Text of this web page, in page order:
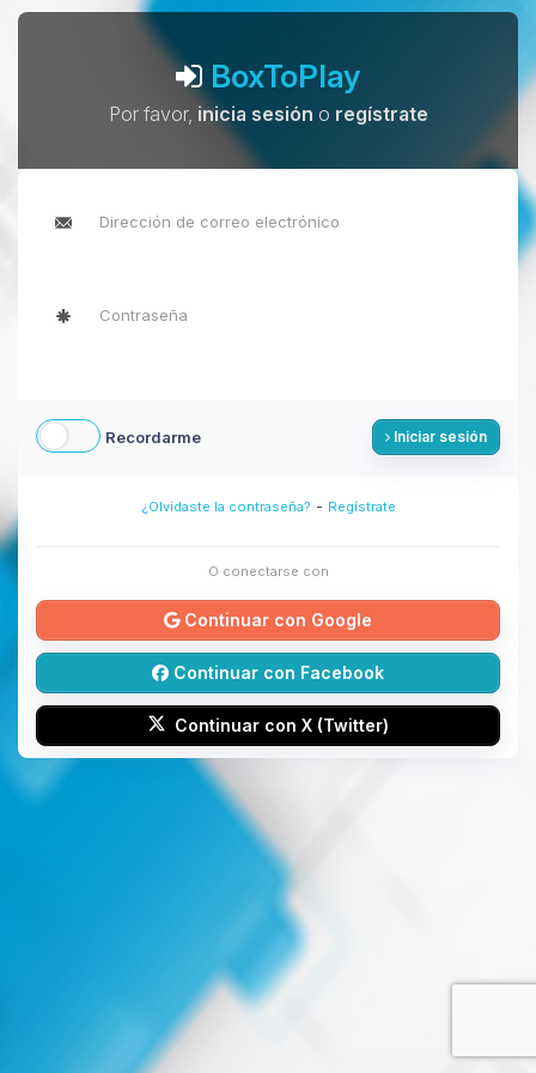
BoxToPlay
Por favor, inicia sesión o regístrate
Recordarme Iniciar sesión
¿Olvidaste la contraseña? - Regístrate
O conectarse con
Continuar con Google
Continuar con Facebook
Continuar con X (Twitter)